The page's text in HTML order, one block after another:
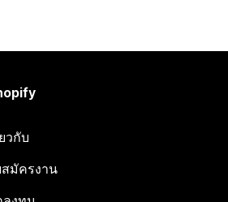
วกับ
มัครงาน